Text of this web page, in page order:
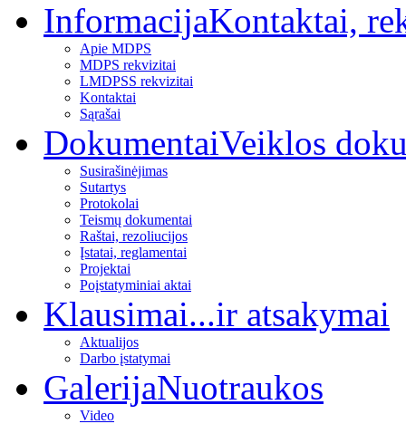
InformacijaKontaktai,
Apie MDPS
MDPS rekvizitai
LMDPSS rekvizitai
Kontaktai
Sąrašai
DokumentaiVeiklos
Susirašinėjimas
Sutartys
Protokolai
Teismų dokumentai
Raštai, rezoliucijos
Įstatai, reglamentai
Projektai
Poįstatyminiai aktai
Klausimai...ir atsakymai
Aktualijos
Darbo įstatymai
GalerijaNuotraukos
Video